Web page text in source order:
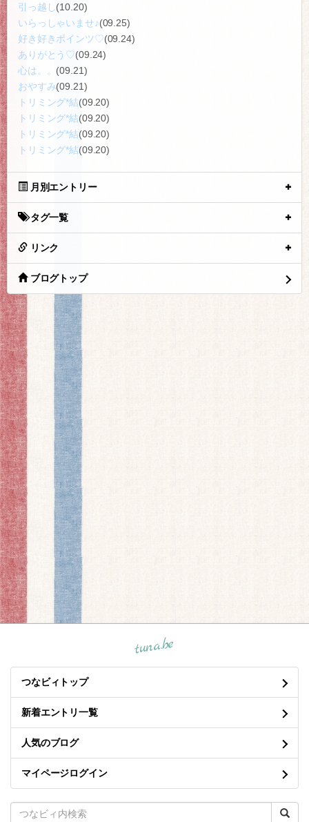
引っ越し(10.20)
いらっしゃいませ♪(09.25)
好き好きポインツ♡(09.24)
ありがとう♡(09.24)
心は。。 (09.21)
おやすみ(09.21)
トリミング*結(09.20)
トリミング*結(09.20)
トリミング*結(09.20)
トリミング*結(09.20)
月別エントリー
タグ一覧
リンク
ブログトップ
tuna.be
つなビィトップ
新着エントリ一覧
人気のブログ
マイページログイン